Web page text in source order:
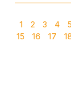
1 2 3 4 5
15
16 17